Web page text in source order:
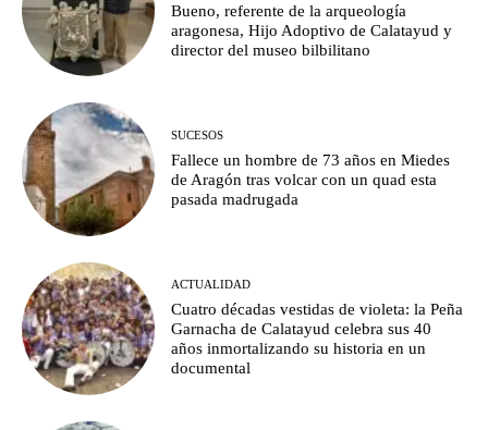
Bueno, referente de la arqueología
aragonesa, Hijo Adoptivo de Calatayud y
director del museo bilbilitano
SUCESOS
Fallece un hombre de 73 años en Miedes
de Aragón tras volcar con un quad esta
pasada madrugada
ACTUALIDAD
Cuatro décadas vestidas de violeta: la Peña
Garnacha de Calatayud celebra sus 40
años inmortalizando su historia en un
documental